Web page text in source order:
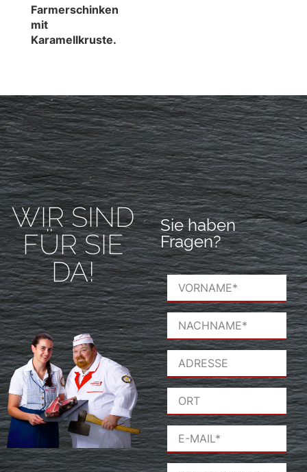
Farmerschinken
mit
Karamellkruste.
WIR SIND
FÜR SIE
DA!
Sie haben
Fragen?